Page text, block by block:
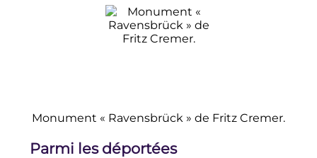
Monument « Ravensbrück » de Fritz Cremer.
Parmi les déportées